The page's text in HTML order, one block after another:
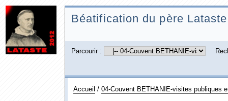
Béatification du père
Parcourir :
Accueil / 04-Couvent BETHANIE-visites publiques